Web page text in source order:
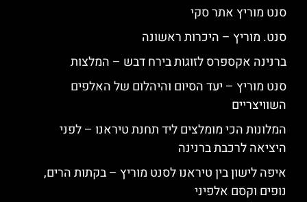
סנט מוריץ אתר סקי
סנט. מוריץ – היכרות ראשונה
ברנינה אקספרס לזוגות בירח דבש – המלצות
סנט מוריץ – יעד הסיום והיהלום של האלפים
השוויצריים
המלונות הכי מומלצים ליד תחנת טיראנו – לפני
היציאה לרכבת ברנינה
איפה לישון בין טיראנו לסנט מוריץ – בקתות הרים,
נופים וקסם אלפיני